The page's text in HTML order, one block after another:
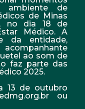
ambiente de
de Minas
no dia 18 de
Médico. A
da entidade,
ao som de
faz parte das
2025.
13 de outubro
ou